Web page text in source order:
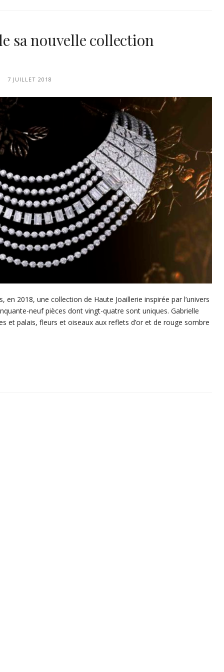
sa nouvelle collection
7 JUILLET 2018
2018, une collection de Haute Joaillerie inspirée par l’univers
neuf pièces dont vingt-quatre sont uniques. Gabrielle
et palais, fleurs et oiseaux aux reflets d’or et de rouge sombre